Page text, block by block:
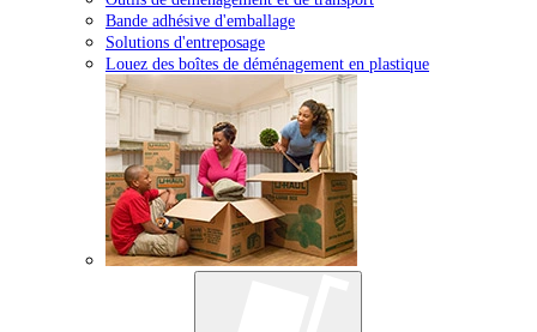
Bande adhésive d'emballage
Solutions d'entreposage
Louez des boîtes de déménagement en plastique